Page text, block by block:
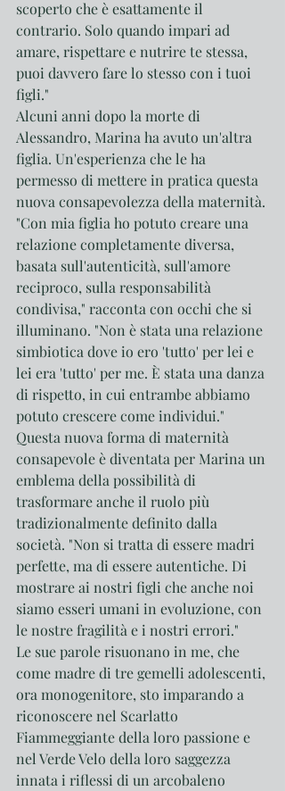
scoperto che è esattamente il
contrario. Solo quando impari ad
amare, rispettare e nutrire te stessa,
puoi davvero fare lo stesso con i tuoi
figli."
Alcuni anni dopo la morte di
Alessandro, Marina ha avuto un'altra
figlia. Un'esperienza che le ha
permesso di mettere in pratica questa
nuova consapevolezza della maternità.
"Con mia figlia ho potuto creare una
relazione completamente diversa,
basata sull'autenticità, sull'amore
reciproco, sulla responsabilità
condivisa," racconta con occhi che si
illuminano. "Non è stata una relazione
simbiotica dove io ero 'tutto' per lei e
lei era 'tutto' per me. È stata una danza
di rispetto, in cui entrambe abbiamo
potuto crescere come individui."
Questa nuova forma di maternità
consapevole è diventata per Marina un
emblema della possibilità di
trasformare anche il ruolo più
tradizionalmente definito dalla
società. "Non si tratta di essere madri
perfette, ma di essere autentiche. Di
mostrare ai nostri figli che anche noi
siamo esseri umani in evoluzione, con
le nostre fragilità e i nostri errori."
Le sue parole risuonano in me, che
come madre di tre gemelli adolescenti,
ora monogenitore, sto imparando a
riconoscere nel Scarlatto
Fiammeggiante della loro passione e
nel Verde Velo della loro saggezza
innata i riflessi di un arcobaleno